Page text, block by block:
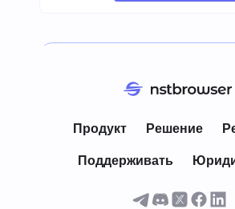
Продукт Решение
Поддерживать
Мы используем файлы cookie для
вашу личную информацию.
файлов cookie на вашем
конфиденциальности